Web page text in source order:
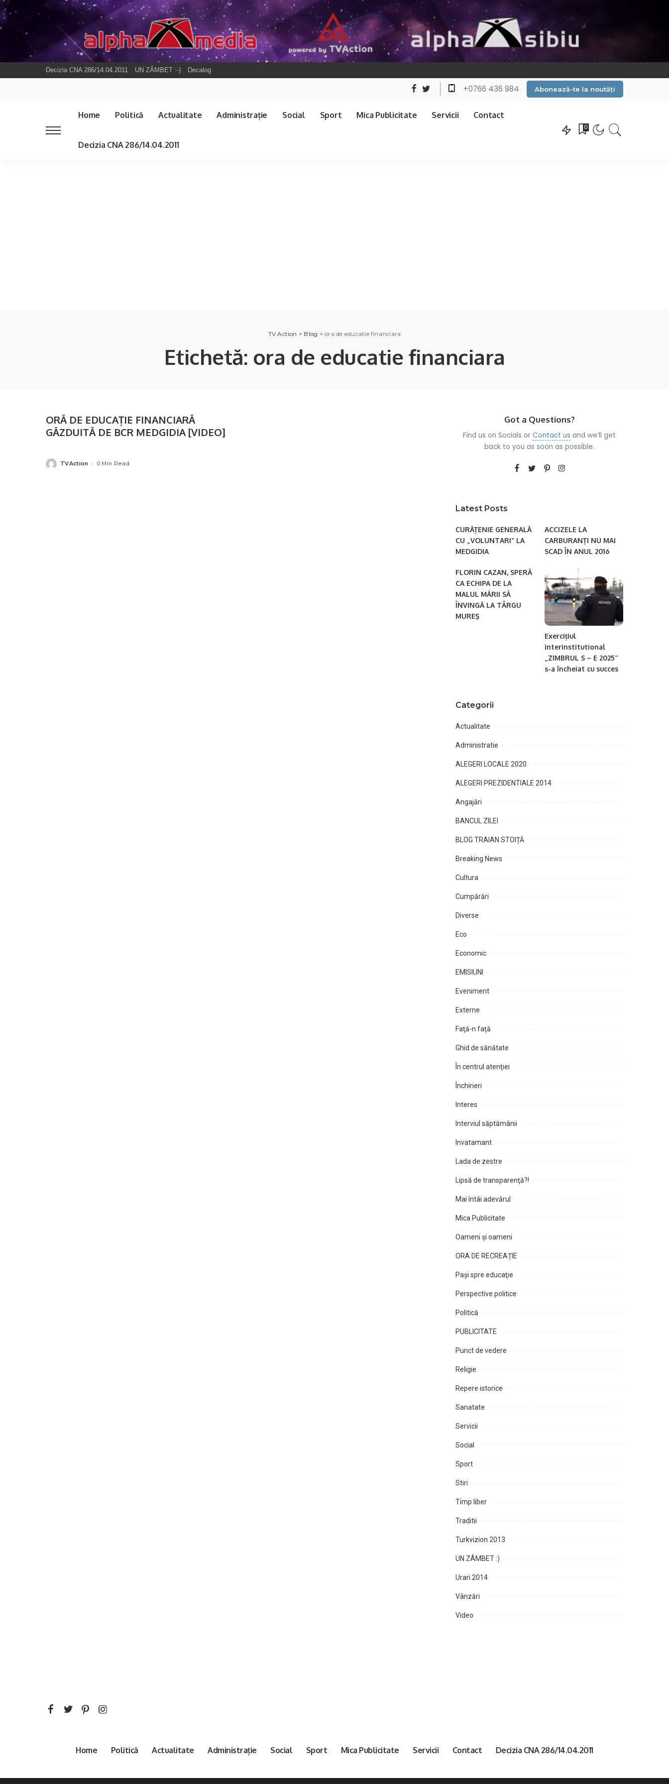
Decizia CNA 286/14.04.2011 UN ZÂMBET :-) Decalog
+0766 436 984 Abonează-te la noutăți
Home Politică Actualitate Administrație Social Sport Mica Publicitate Servicii Contact
Decizia CNA 286/14.04.2011
0
TV Action > Blog >ora de educatie financiara
Etichetă: ora de educatie financiara
ORĂ DE EDUCAȚIE FINANCIARĂ
GĂZDUITĂ DE BCR MEDGIDIA [VIDEO]
PostedTVAction 0 Min Read
Got a Questions?
Find us on Socials orContact us and we’ll get
back to you as soon as possible.
Latest Posts
CURĂȚENIE GENERALĂ
CU „VOLUNTARI” LA
MEDGIDIA
ACCIZELE LA
CARBURANȚI NU MAI
SCAD ÎN ANUL 2016
FLORIN CAZAN, SPERĂ
CA ECHIPA DE LA
MALUL MĂRII SĂ
ÎNVINGĂ LA TÂRGU
MUREŞ
Exercițiul
interinstitutional
„ZIMBRUL S – E 2025″
s-a încheiat cu succes
Categorii
Actualitate
Administratie
ALEGERI LOCALE 2020
ALEGERI PREZIDENTIALE 2014
Angajări
BANCUL ZILEI
BLOG TRAIAN STOIȚĂ
Breaking News
Cultura
Cumpărări
Diverse
Eco
Economic
EMISIUNI
Eveniment
Externe
Faţă-n faţă
Ghid de sănătate
În centrul atenţiei
Închirieri
Interes
Interviul săptămânii
Invatamant
Lada de zestre
Lipsă de transparenţă?!
Mai întâi adevărul
Mica Publicitate
Oameni şi oameni
ORA DE RECREAȚIE
Paşi spre educaţie
Perspective politice
Politică
PUBLICITATE
Punct de vedere
Religie
Repere istorice
Sanatate
Servicii
Social
Sport
Stiri
Timp liber
Traditii
Turkvizion 2013
UN ZÂMBET :)
Urari 2014
Vânzări
Video
Home Politică Actualitate Administrație Social Sport Mica Publicitate Servicii Contact Decizia CNA 286/14.04.2011